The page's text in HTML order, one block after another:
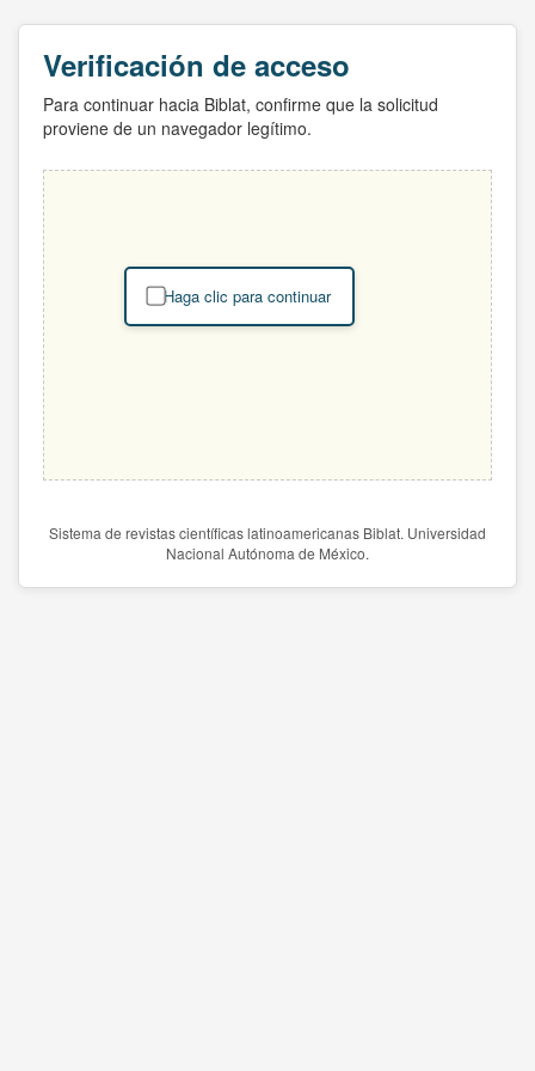
Verificación de acceso
Para continuar hacia Biblat, confirme que la solicitud
proviene de un navegador legítimo.
Haga clic para continuar
Sistema de revistas científicas latinoamericanas Biblat. Universidad
Nacional Autónoma de México.